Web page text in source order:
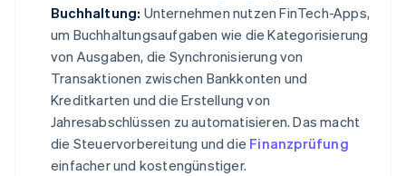
Buchhaltung: Unternehmen nutzen FinTech-Apps,
um Buchhaltungsaufgaben wie die Kategorisierung
von Ausgaben, die Synchronisierung von
Transaktionen zwischen Bankkonten und
Kreditkarten und die Erstellung von
Jahresabschlüssen zu automatisieren. Das macht
die Steuervorbereitung und die Finanzprüfung
einfacher und kostengünstiger.